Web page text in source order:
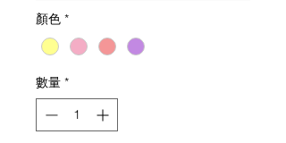
顏色 *
數量 *